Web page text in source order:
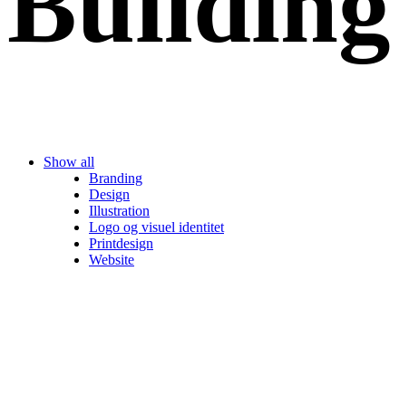
Show all
Branding
Design
Illustration
Logo og visuel identitet
Printdesign
Website